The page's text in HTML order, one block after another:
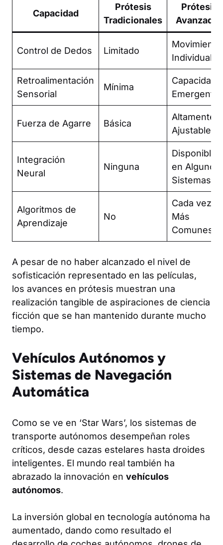
Capacidad
Prótesis
Tradicionales
Prótesis
Avanzadas
Control de Dedos Limitado
Movimiento
Individual
Retroalimentación
Sensorial
Mínima
Fuerza de Agarre Básica
Altamente
Ajustable
Integración
Neural
Ninguna
Disponible
en Algunos
Sistemas
Algoritmos de
Aprendizaje
No
Cada vez
Más
Comunes
A pesar de no haber alcanzado el nivel de
sofisticación representado en las películas,
los avances en prótesis muestran una
realización tangible de aspiraciones de ciencia
ficción que se han mantenido durante mucho
tiempo.
Vehículos Autónomos y
Sistemas de Navegación
Automática
Como se ve en ‘Star Wars’, los sistemas de
transporte autónomos desempeñan roles
críticos, desde cazas estelares hasta droides
inteligentes. El mundo real también ha
abrazado la innovación en vehículos
autónomos.
La inversión global en tecnología autónoma ha
aumentado, dando como resultado el